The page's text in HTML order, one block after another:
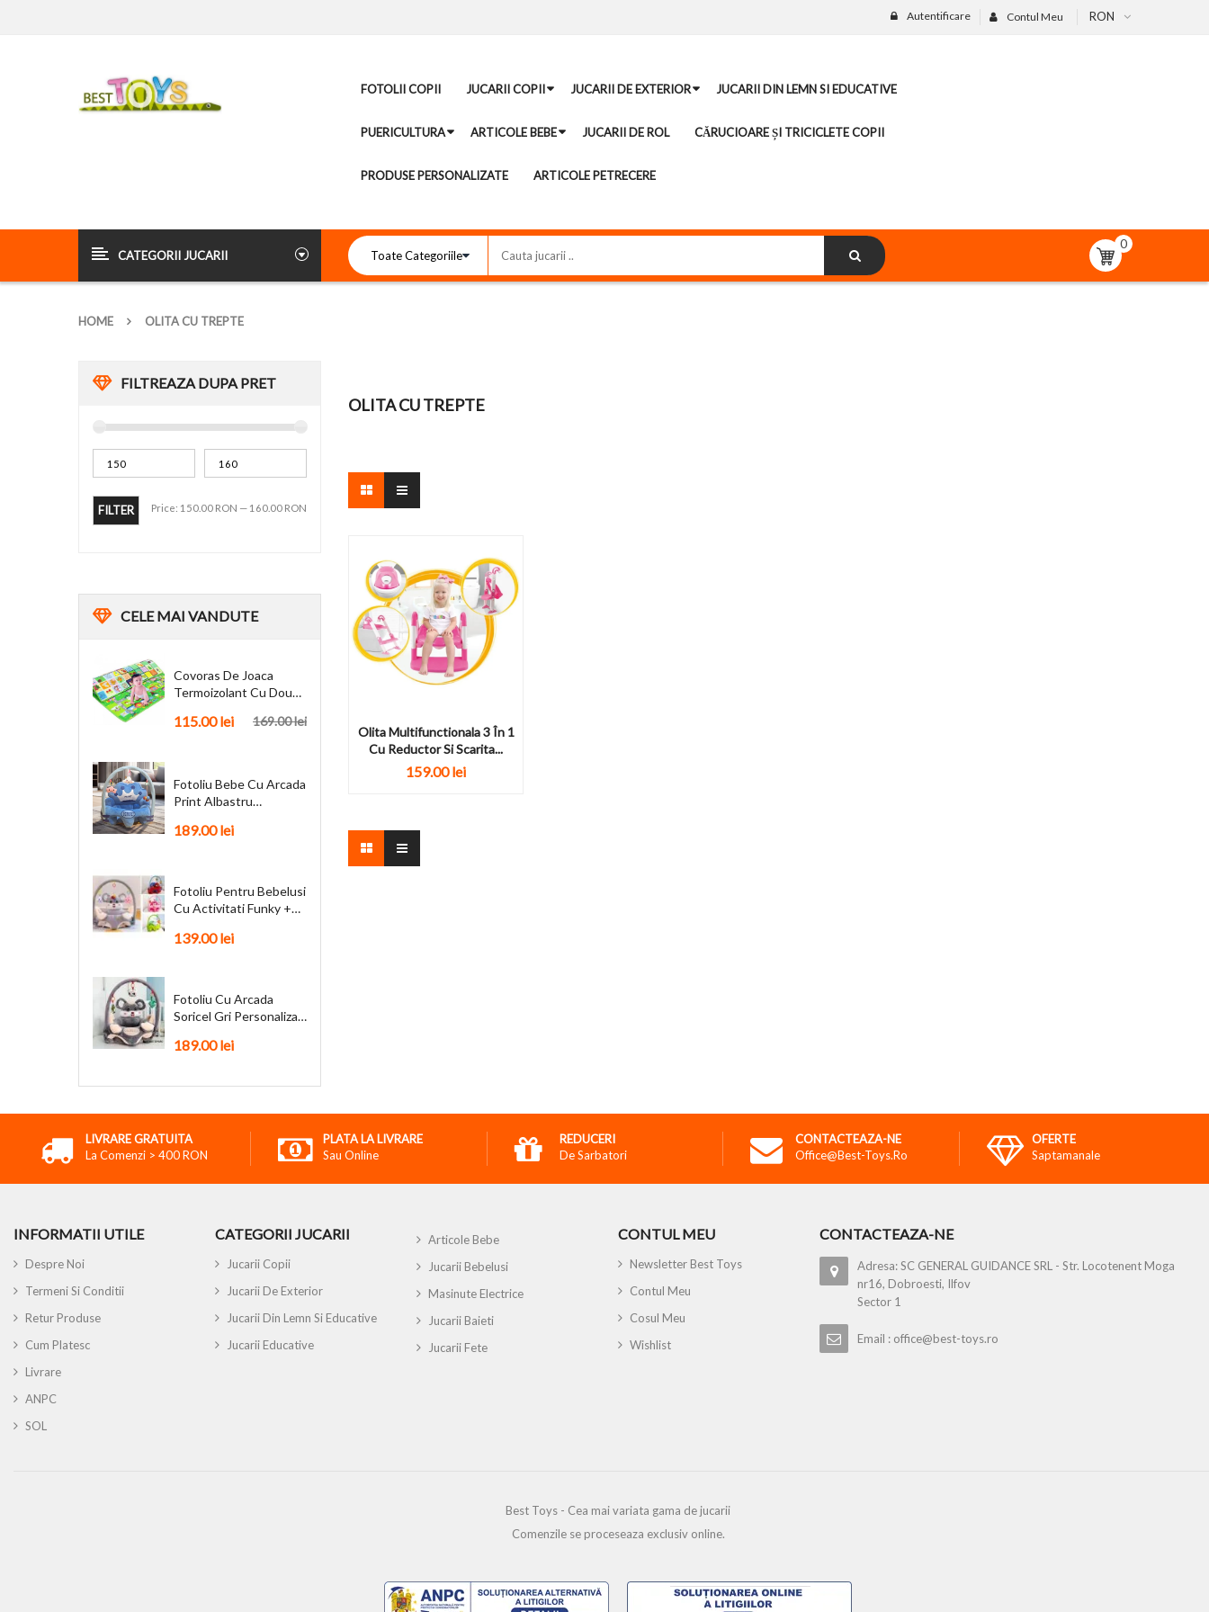
RON
Contul Meu
Autentificare
FOTOLII COPII JUCARII COPII JUCARII DE EXTERIOR JUCARII DIN LEMN SI EDUCATIVE
PUERICULTURA ARTICOLE BEBE JUCARII DE ROL CĂRUCIOARE ȘI TRICICLETE COPII
PRODUSE PERSONALIZATE ARTICOLE PETRECERE
CATEGORII JUCARII
0
HOME OLITA CU TREPTE
FILTREAZA DUPA PRET
FILTER Price: 150.00 RON — 160.00 RON
CELEMAI VANDUTE
Covoras De Joaca
Termoizolant Cu Doua
169.00 lei
115.00 lei
Fotoliu Bebe Cu Arcada
Print Albastru
189.00 lei
Fotoliu Pentru Bebelusi
Cu Activitati Funky +
139.00 lei
Fotoliu Cu Arcada
Soricel Gri Personalizat
189.00 lei
OLITA CU TREPTE
Olita Multifunctionala 3 În 1
Cu Reductor Si Scarita...
159.00 lei
LIVRARE GRATUITA
La Comenzi > 400 RON
PLATA LA LIVRARE
Sau Online
REDUCERI
De Sarbatori
CONTACTEAZA-NE
Office@best-Toys.ro
OFERTE
Saptamanale
INFORMATII UTILE
Despre Noi
Termeni Si Conditii
Retur Produse
Cum Platesc
Livrare
ANPC
SOL
CATEGORII JUCARII
Jucarii Copii
Jucarii De Exterior
Jucarii Din Lemn Si Educative
Jucarii Educative
Articole Bebe
Jucarii Bebelusi
Masinute Electrice
Jucarii Baieti
Jucarii Fete
CONTUL MEU
Newsletter Best Toys
Contul Meu
Cosul Meu
Wishlist
CONTACTEAZA-NE
Adresa: SC GENERAL GUIDANCE SRL - Str. Locotenent Moga
nr16, Dobroesti, Ilfov
Sector 1
Email : office@best-toys.ro
Best Toys - Cea mai variata gama de jucarii
Comenzile se proceseaza exclusiv online.